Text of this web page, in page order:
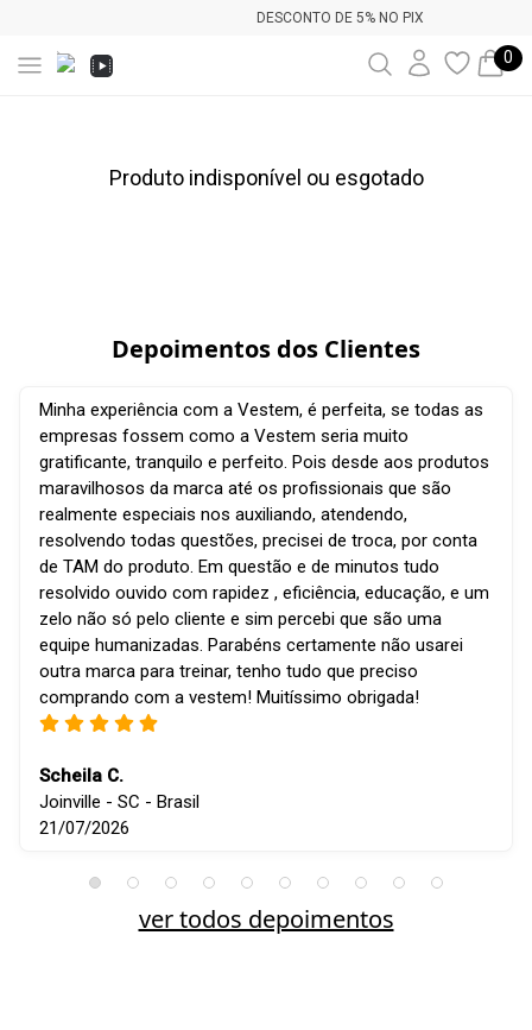
DESCONTO DE 5% NO PIX
0
Produto indisponível ou esgotado
Depoimentos dos Clientes
Minha experiência com a Vestem, é perfeita, se todas as
empresas fossem como a Vestem seria muito
gratificante, tranquilo e perfeito. Pois desde aos produtos
maravilhosos da marca até os profissionais que são
realmente especiais nos auxiliando, atendendo,
resolvendo todas questões, precisei de troca, por conta
de TAM do produto. Em questão e de minutos tudo
resolvido ouvido com rapidez , eficiência, educação, e um
zelo não só pelo cliente e sim percebi que são uma
equipe humanizadas. Parabéns certamente não usarei
outra marca para treinar, tenho tudo que preciso
comprando com a vestem! Muitíssimo obrigada!
Scheila C.
Joinville - SC - Brasil
21/07/2026
ver todos depoimentos